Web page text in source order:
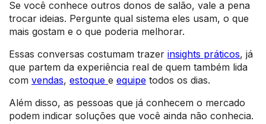
Se você conhece outros donos de salão, vale a pena
trocar ideias. Pergunte qual sistema eles usam, o que
mais gostam e o que poderia melhorar.
Essas conversas costumam trazer insights práticos, já
que partem da experiência real de quem também lida
com vendas, estoque e equipe todos os dias.
Além disso, as pessoas que já conhecem o mercado
podem indicar soluções que você ainda não conhecia.